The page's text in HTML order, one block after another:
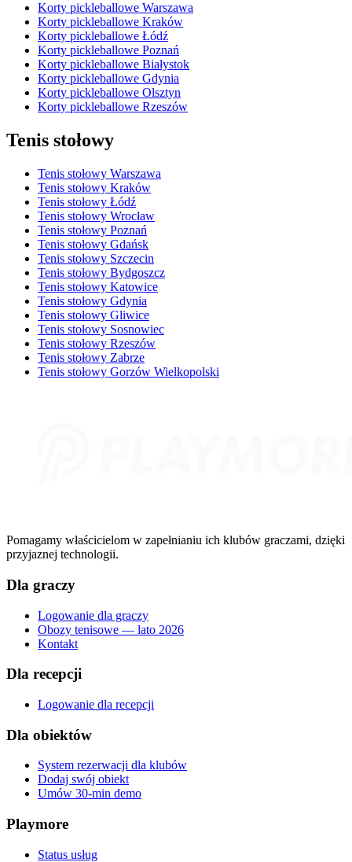
Korty pickleballowe Warszawa
Korty pickleballowe Kraków
Korty pickleballowe Łódź
Korty pickleballowe Poznań
Korty pickleballowe Białystok
Korty pickleballowe Gdynia
Korty pickleballowe Olsztyn
Korty pickleballowe Rzeszów
Tenis stołowy
Tenis stołowy Warszawa
Tenis stołowy Kraków
Tenis stołowy Łódź
Tenis stołowy Wrocław
Tenis stołowy Poznań
Tenis stołowy Gdańsk
Tenis stołowy Szczecin
Tenis stołowy Bydgoszcz
Tenis stołowy Katowice
Tenis stołowy Gdynia
Tenis stołowy Gliwice
Tenis stołowy Sosnowiec
Tenis stołowy Rzeszów
Tenis stołowy Zabrze
Tenis stołowy Gorzów Wielkopolski
Pomagamy właścicielom w zapełnianiu ich klubów graczami, dzięki
przyjaznej technologii.
Dla graczy
Logowanie dla graczy
Obozy tenisowe — lato 2026
Kontakt
Dla recepcji
Logowanie dla recepcji
Dla obiektów
System rezerwacji dla klubów
Dodaj swój obiekt
Umów 30-min demo
Playmore
Status usług